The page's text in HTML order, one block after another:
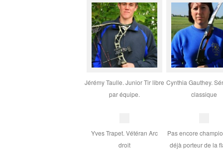
Jérémy Taulle. Junior Tir libre
par équipe.
Cynthia Gauthey.
classique
Yves Trapet. Vétéran Arc
droit
Pas encore
déjà porteur de la